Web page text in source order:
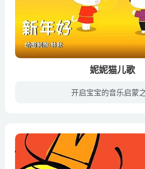
妮妮猫儿歌
开启宝宝的音乐启蒙